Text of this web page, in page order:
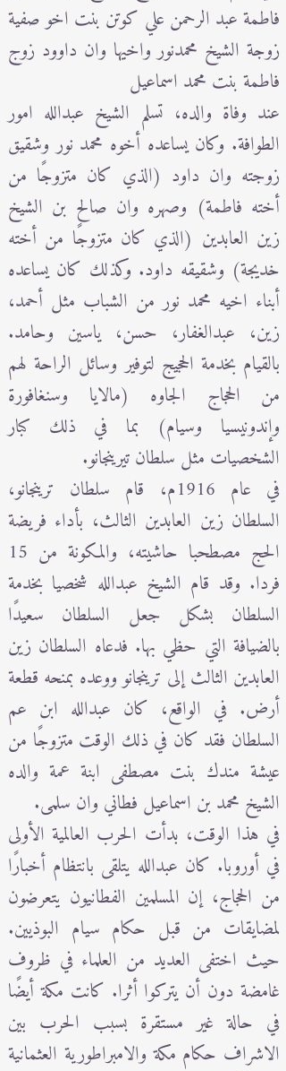
فاطمة عبد الرحمن علي كوتن بنت اخو صفية
زوجة الشيخ محمدنور واخيها وان داوود زوج
فاطمة بنت محمد اسماعيل
عند وفاة والده، تسلم الشيخ عبدالله امور
الطوافة. وكان يساعده أخوه محمد نور وشقيق
زوجته وان داود (الذي كان متزوجًا من
أخته فاطمة) وصهره وان صالح بن الشيخ
زين العابدين (الذي كان متزوجًا من أخته
خديجة) وشقيقه داود. وكذلك كان يساعده
أبناء اخيه محمد نور من الشباب مثل أحمد،
زين، عبدالغفار، حسن، ياسين وحامد.
بالقيام بخدمة الحجيج لتوفير وسائل الراحة لهم
من الحجاج الجاوه (مالايا وسنغافورة
وإندونيسيا وسيام) بما في ذلك كبار
الشخصيات مثل سلطان تيرينجانو.
في عام 1916م، قام سلطان ترينجانو،
السلطان زين العابدين الثالث، بأداء فريضة
الحج مصطحبا حاشيته، والمكونة من 15
فردا. وقد قام الشيخ عبدالله شخصيا بخدمة
السلطان بشكل جعل السلطان سعيدًا
بالضيافة التي حظي بها. فدعاه السلطان زين
العابدين الثالث إلى ترينجانو ووعده بمنحه قطعة
أرض. في الواقع، كان عبدالله ابن عم
السلطان فقد كان في ذلك الوقت متزوجًا من
عيشة مندك بنت مصطفى ابنة عمة والده
الشيخ محمد بن اسماعيل فطاني وان سلمى.
في هذا الوقت، بدأت الحرب العالمية الأولى
في أوروبا. كان عبدالله يتلقى بانتظام أخبارًا
من الحجاج، إن المسلمين الفطانيون يتعرضون
لمضايقات من قبل حكام سيام البوذيين.
حيث اختفى العديد من العلماء في ظروف
غامضة دون أن يتركوا أثرا. كانت مكة أيضًا
في حالة غير مستقرة بسبب الحرب بين
الاشراف حكام مكة والامبراطورية العثمانية